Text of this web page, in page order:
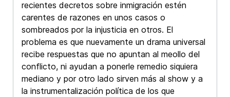
recientes decretos sobre inmigración estén
carentes de razones en unos casos o
sombreados por la injusticia en otros. El
problema es que nuevamente un drama universal
recibe respuestas que no apuntan al meollo del
conflicto, ni ayudan a ponerle remedio siquiera
mediano y por otro lado sirven más al show y a
la instrumentalización política de los que